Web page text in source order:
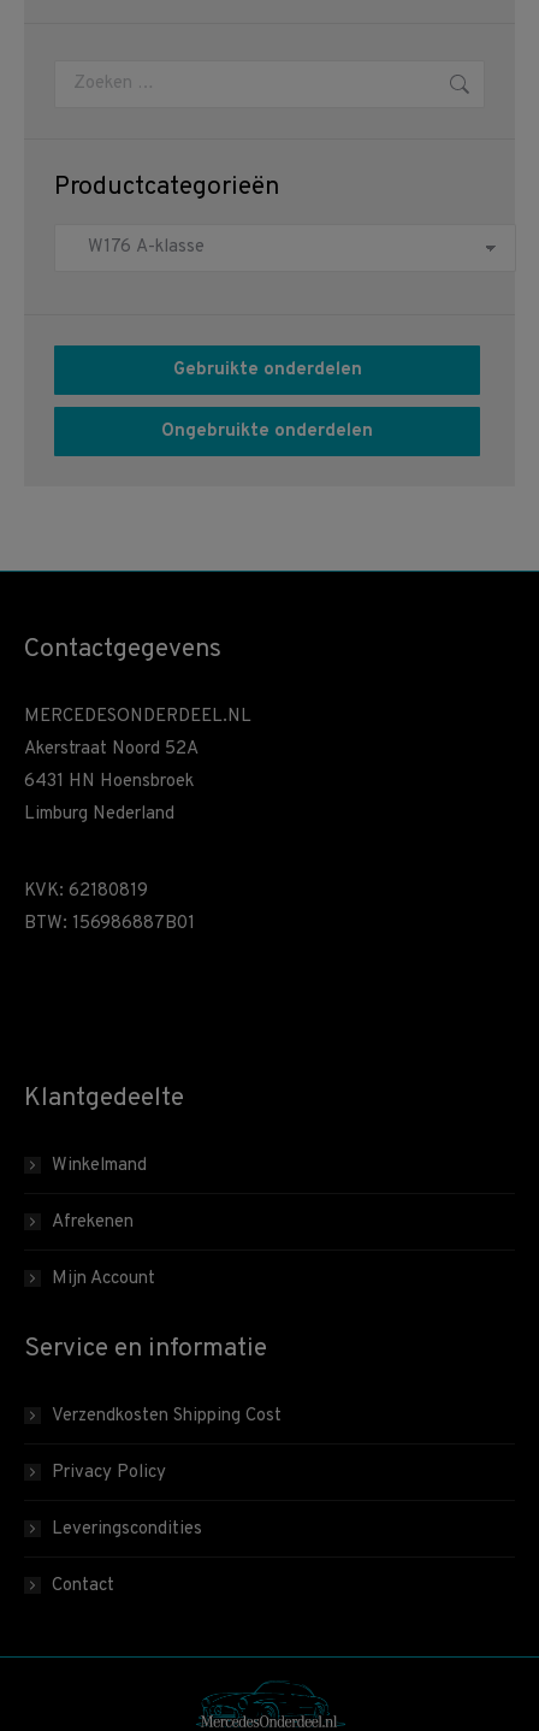
Zoeken:
Productcategorieën
Gebruikte onderdelen
Ongebruikte onderdelen
Contactgegevens
MERCEDESONDERDEEL.NL
Akerstraat Noord 52A
6431 HN Hoensbroek
Limburg Nederland
KVK: 62180819
BTW: 156986887B01
Klantgedeelte
Winkelmand
Afrekenen
Mijn Account
Service en informatie
Verzendkosten Shipping Cost
Privacy Policy
Leveringscondities
Contact